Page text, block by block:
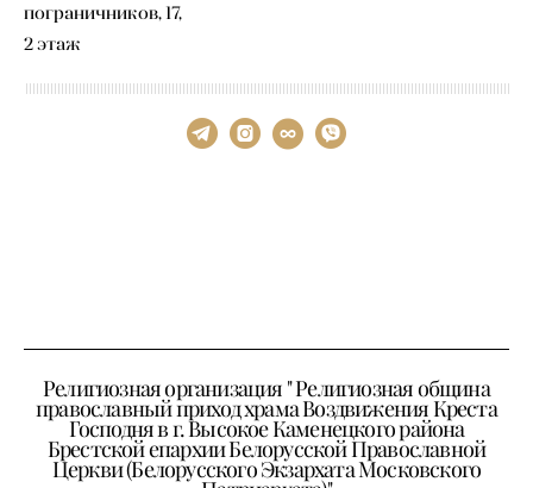
пограничников, 17,
2 этаж
Религиозная организация " Религиозная община
православный приход храма Воздвижения Креста
Господня в г. Высокое Каменецкого района
Брестской епархии Белорусской Православной
Церкви (Белорусского Экзархата Московского